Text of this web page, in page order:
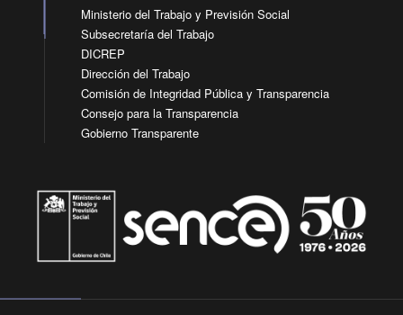
Ministerio del Trabajo y Previsión Social
Subsecretaría del Trabajo
DICREP
Dirección del Trabajo
Comisión de Integridad Pública y Transparencia
Consejo para la Transparencia
Gobierno Transparente